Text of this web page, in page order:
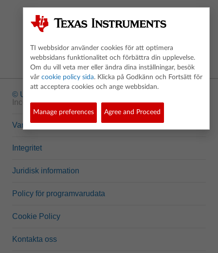
© Upphovsrätt
Incorporated. Alla rättigheter förbehållna.
Varumärken
Integritet
Juridisk information
Policy för programvarudata
Cookie Policy
Kontakta oss
TI webbsidor använder cookies för att optimera
webbsidans funktionalitet och förbättra din upplevelse.
Om du vill veta mer eller ändra dina inställningar, besök
vår cookie policy sida. Klicka på Godkänn och Fortsätt för
att acceptera cookies och ange webbsidan.
Manage preferences Agree and Proceed